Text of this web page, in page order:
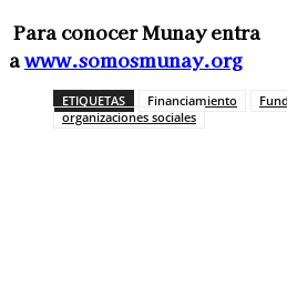
Para conocer Munay entra
awww.somosmunay.org
ETIQUETAS Financiamiento
organizaciones sociales